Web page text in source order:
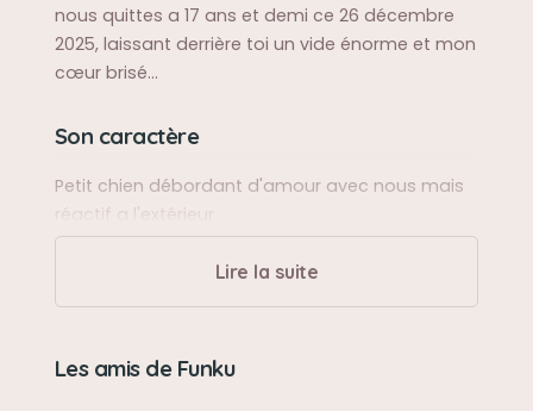
nous quittes a 17 ans et demi ce 26 décembre
2025, laissant derrière toi un vide énorme et mon
cœur brisé...
Son caractère
Petit chien débordant d'amour avec nous mais
réactif a l'extérieur
Le meilleur des chiens, que ça soit pour les câlins
ou les parties de jeuLire la suite
Les amis de Funku